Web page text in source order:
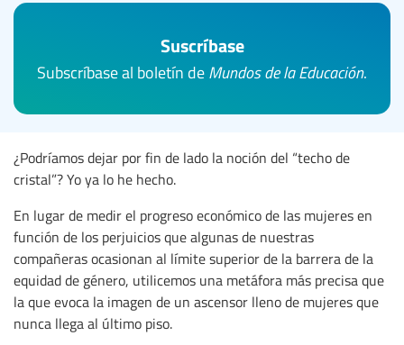
Suscríbase
Subscríbase al boletín de Mundos de la Educación.
¿Podríamos dejar por fin de lado la noción del “techo de
cristal”? Yo ya lo he hecho.
En lugar de medir el progreso económico de las mujeres en
función de los perjuicios que algunas de nuestras
compañeras ocasionan al límite superior de la barrera de la
equidad de género, utilicemos una metáfora más precisa que
la que evoca la imagen de un ascensor lleno de mujeres que
nunca llega al último piso.